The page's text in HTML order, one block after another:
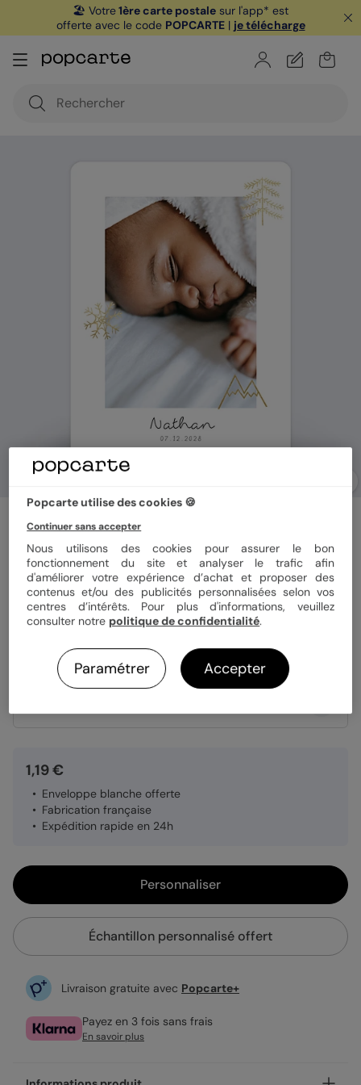
🏖️ Votre1ère carte postale sur l'app* est
offerte avec le code POPCARTE| je télécharge
Hiver Magique
Format 12x17 cm
Papier Papier Satiné
1,19 €
Enveloppe blanche offerte
Fabrication française
Expédition rapide en 24h
Personnaliser
Échantillon personnalisé offert
Livraison gratuite avec Popcarte+
Payez en 3 fois sans frais
En savoir plus
Popcarte utilise des cookies 🍪
Continuer sans accepter
Nous utilisons des cookies pour assurer le bon
fonctionnement du site et analyser le trafic afin
d'améliorer votre expérience d’achat et proposer des
contenus et/ou des publicités personnalisées selon vos
centres d’intérêts. Pour plus d'informations, veuillez
consulter notre politique de confidentialité.
Paramétrer Accepter